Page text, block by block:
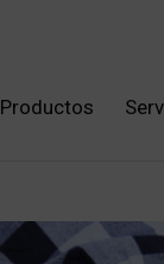
Productos